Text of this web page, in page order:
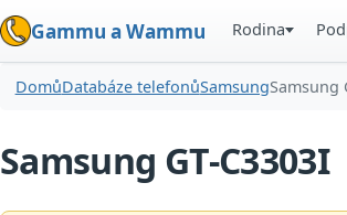
Gammu a Wammu Rodina
DomůDatabáze telefonůSamsungSamsung
Samsung GT-C3303I